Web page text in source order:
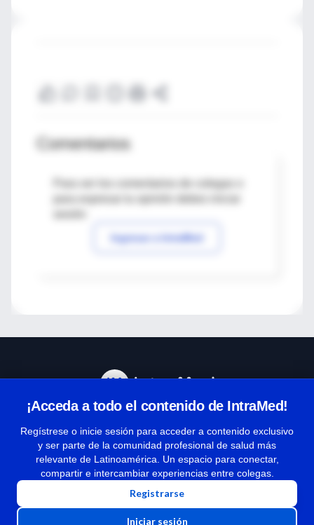
Comentarios
Para ver los comentarios de colegas o
Ingresar a IntraMed
¡Acceda a todo el contenido de IntraMed!
Regístrese o inicie sesión para acceder a contenido exclusivo
y ser parte de la comunidad profesional de salud más
relevante de Latinoamérica. Un espacio para conectar,
compartir e intercambiar experiencias entre colegas.
Registrarse
Iniciar sesión
Términos y condiciones
| Políticas de privacidad
| Todos los derechos reservados | Copyright 1997-2026